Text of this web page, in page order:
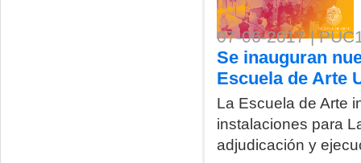
07-06-2017 |
Se inauguran
Escuela de Arte
La Escuela de Arte
instalaciones para
adjudicación y